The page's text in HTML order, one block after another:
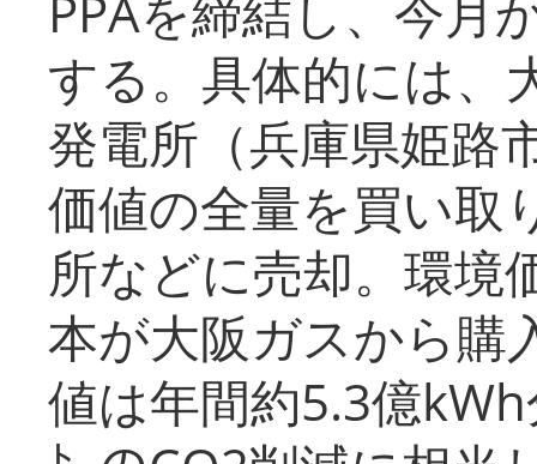
する。具体的には、
発電所（兵庫県姫路
価値の全量を買い取
所などに売却。環境
本が大阪ガスから購
値は年間約5.3億